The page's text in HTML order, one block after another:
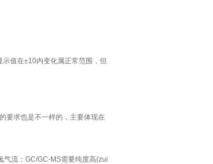
值在±10内变化属正常范围，但
要求也是不一样的，主要体现在
气流；GC/GC-MS需要纯度高(zui